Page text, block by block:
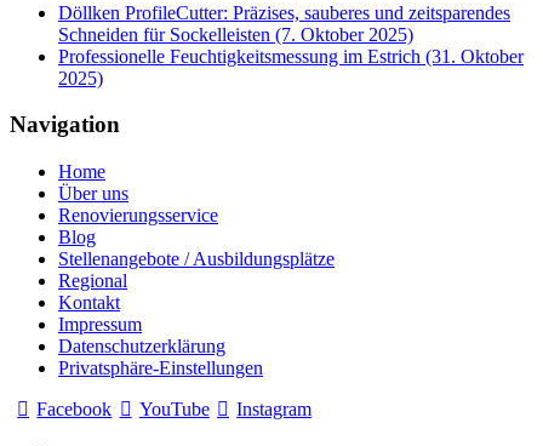
Döllken ProfileCutter: Präzises, sauberes und zeitsparendes
Schneiden für Sockelleisten (7. Oktober 2025)
Professionelle Feuchtigkeitsmessung im Estrich (31. Oktober
2025)
Navigation
Home
Über uns
Renovierungsservice
Blog
Stellenangebote / Ausbildungsplätze
Regional
Kontakt
Impressum
Datenschutzerklärung
Privatsphäre-Einstellungen
Facebook
YouTube Instagram